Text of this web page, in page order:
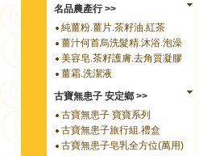
名品農產行 >>
純薑粉.薑片.茶籽油.紅茶
薑汁何首烏洗髮精.沐浴.泡澡
美容皂.茶籽護膚.去角質凝膠
薑霜.洗潔液
古寶無患子 安定鄉 >>
古寶無患子 寶寶系列
古寶無患子旅行組.禮盒
古寶無患子皂乳全方位(萬用)